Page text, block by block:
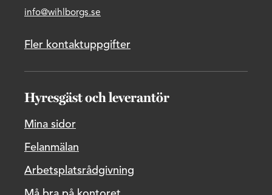
info@wihlborgs.se
Fler kontaktuppgifter
Hyresgäst och leverantör
Mina sidor
Felanmälan
Arbetsplatsrådgivning